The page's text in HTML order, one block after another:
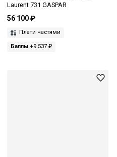
Laurent 731 GASPAR
56 100 ₽
Плати частями
Баллы +9 537 ₽